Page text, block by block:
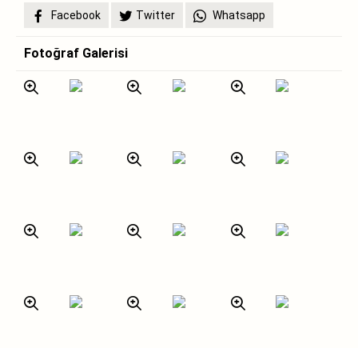
Facebook
Twitter Whatsapp
Fotoğraf Galerisi